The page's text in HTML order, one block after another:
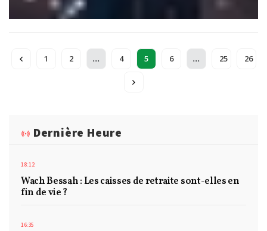
1 2 ... 4 5 6 ... 25 26
Dernière Heure
18:12
Wach Bessah : Les caisses de retraite sont-elles en
fin de vie ?
16:35